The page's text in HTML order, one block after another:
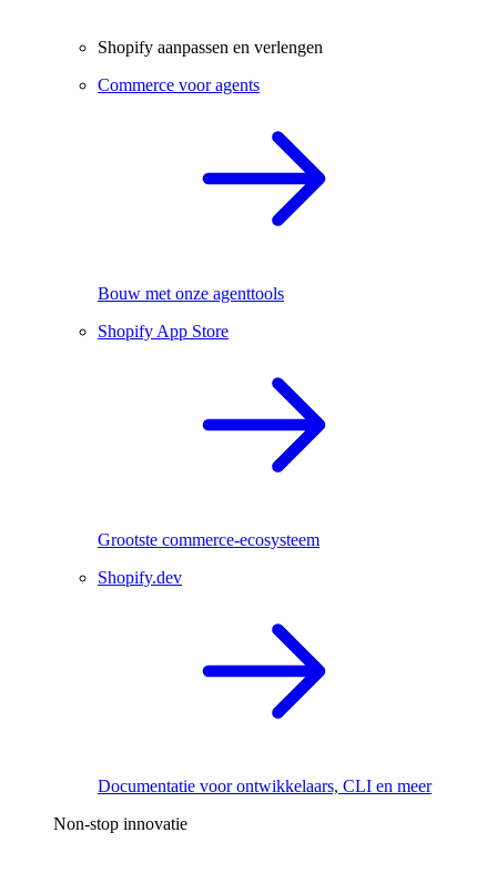
Shopify aanpassen en verlengen
Commerce voor agents
Bouw met onze agenttools
Shopify App Store
Grootste commerce-ecosysteem
Shopify.dev
Documentatie voor ontwikkelaars, CLI en meer
Non-stop innovatie